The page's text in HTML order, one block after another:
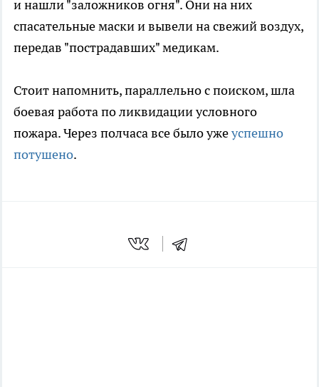
и нашли "заложников огня". Они на них
спасательные маски и вывели на свежий воздух,
передав "пострадавших" медикам.
Стоит напомнить, параллельно с поиском, шла
боевая работа по ликвидации условного
пожара. Через полчаса все было ужеуспешно
потушено.